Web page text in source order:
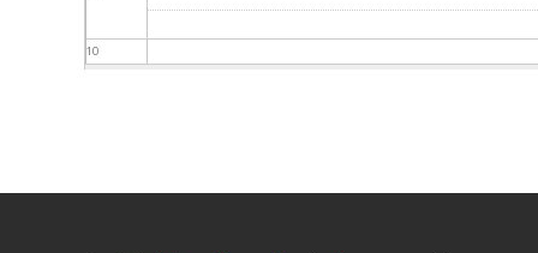
10